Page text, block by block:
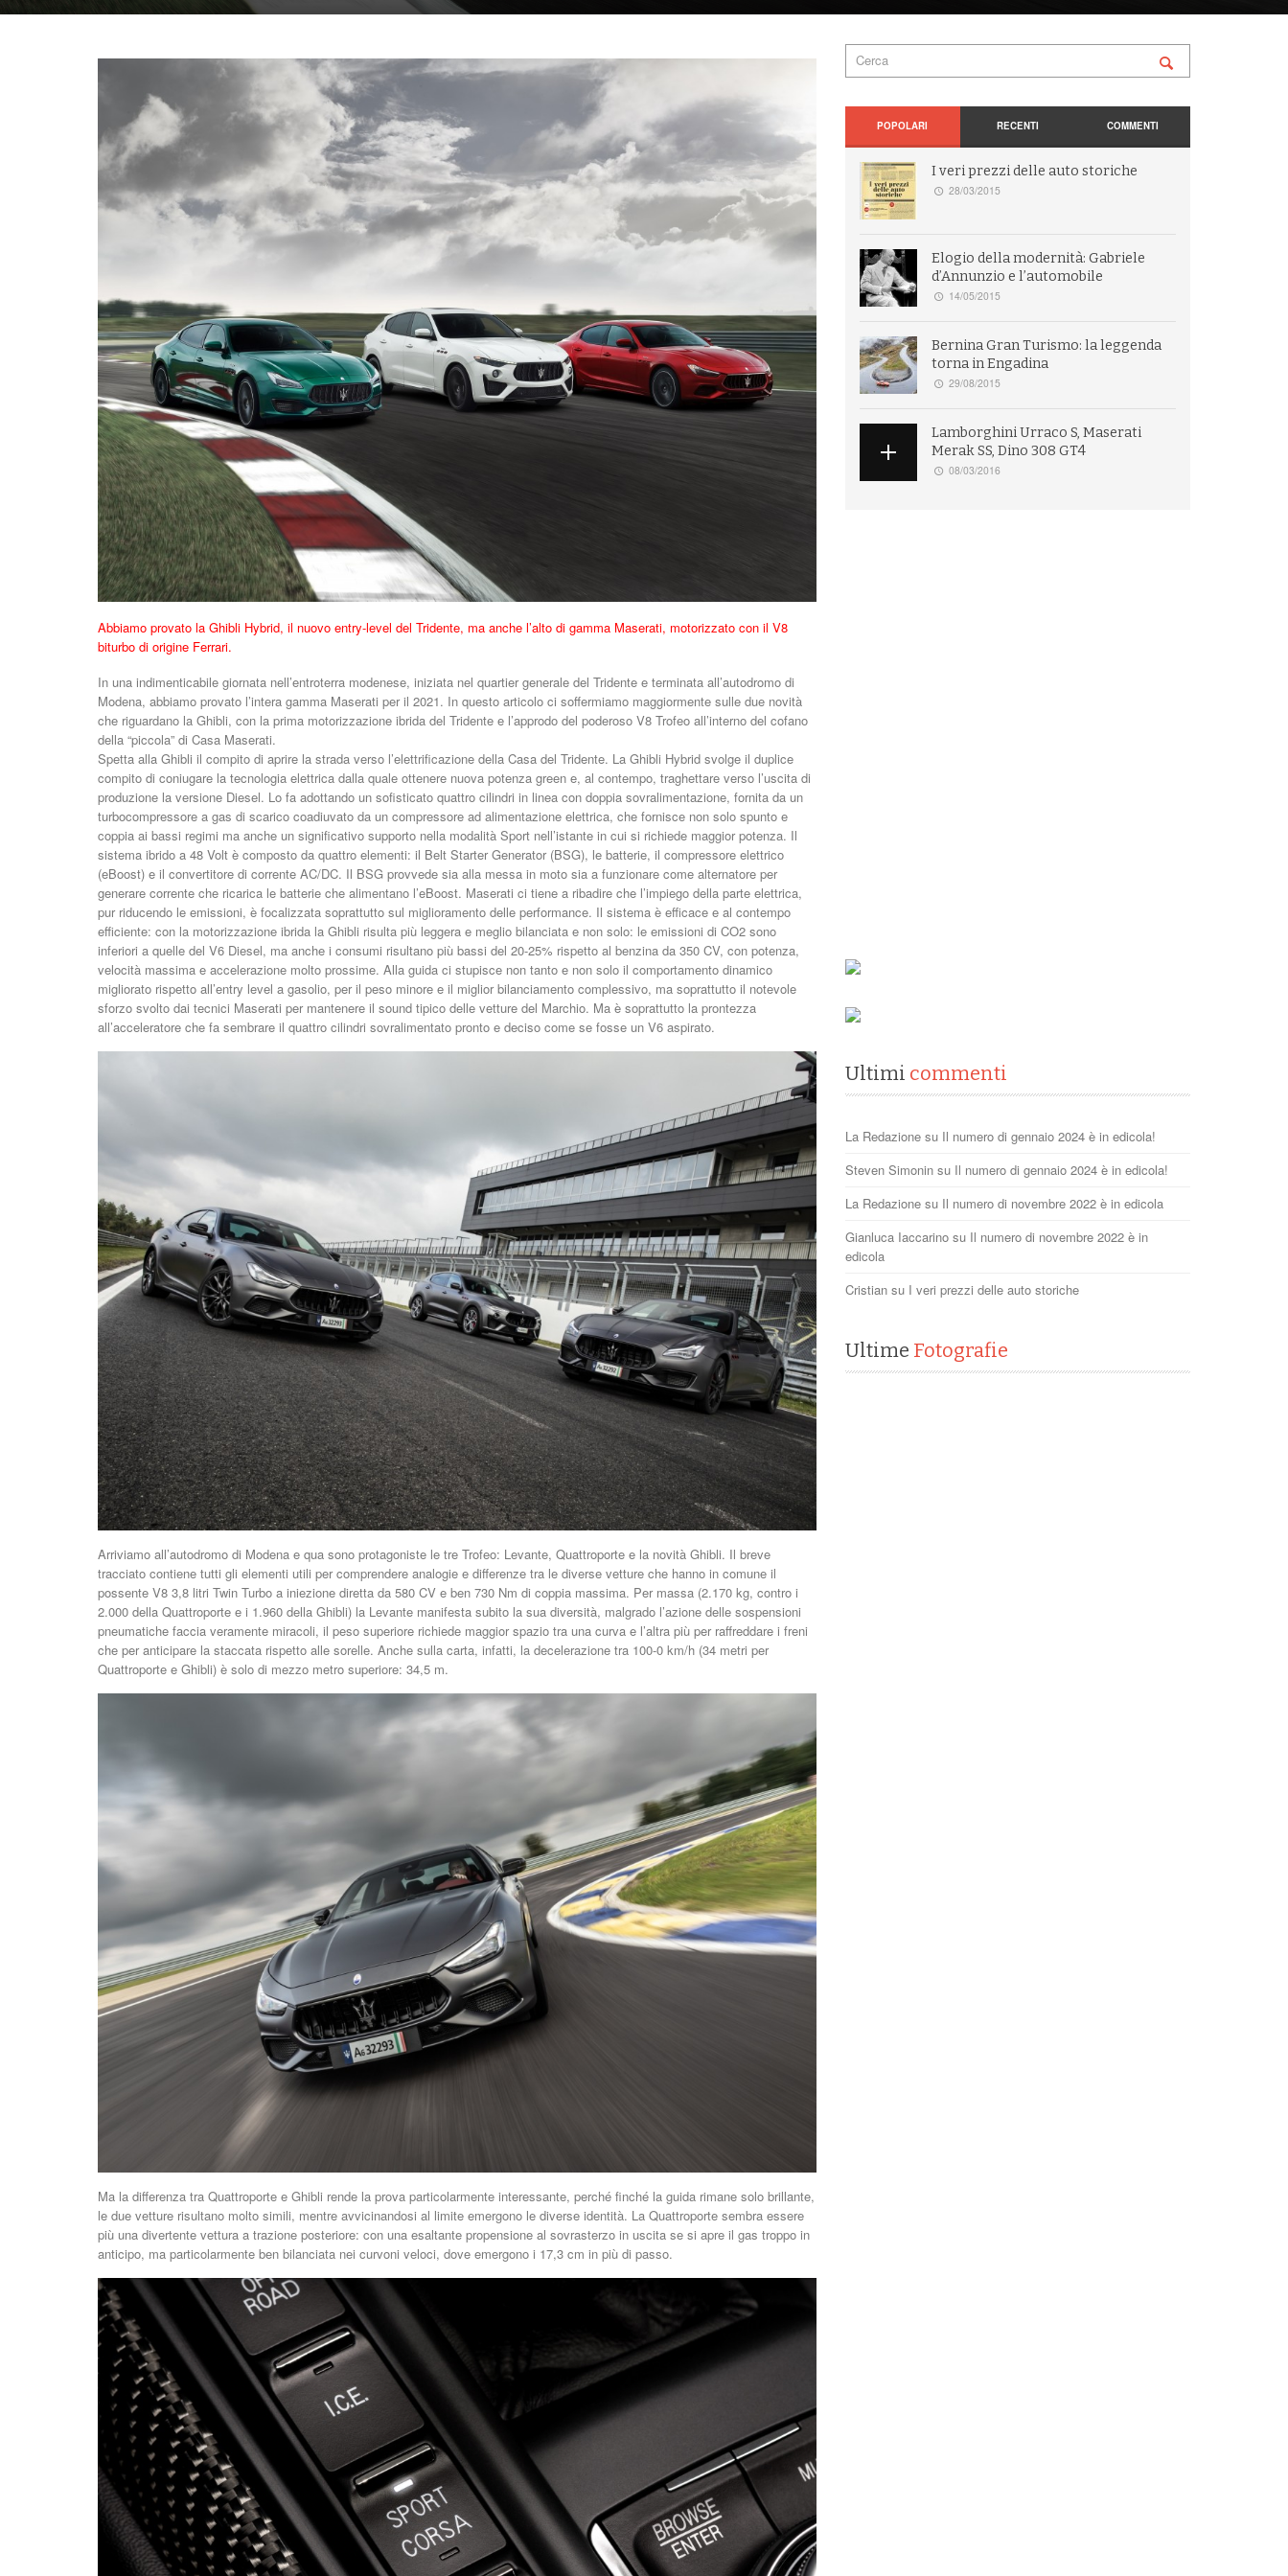
Abbiamo provato la Ghibli Hybrid, il nuovo entry-level del Tridente, ma anche l’alto di gamma Maserati, motorizzato con il V8
biturbo di origine Ferrari.
In una indimenticabile giornata nell’entroterra modenese, iniziata nel quartier generale del Tridente e terminata all’autodromo di
Modena, abbiamo provato l’intera gamma Maserati per il 2021. In questo articolo ci soffermiamo maggiormente sulle due novità
che riguardano la Ghibli, con la prima motorizzazione ibrida del Tridente e l’approdo del poderoso V8 Trofeo all’interno del cofano
della “piccola” di Casa Maserati.
Spetta alla Ghibli il compito di aprire la strada verso l’elettrificazione della Casa del Tridente. La Ghibli Hybrid svolge il duplice
compito di coniugare la tecnologia elettrica dalla quale ottenere nuova potenza green e, al contempo, traghettare verso l’uscita di
produzione la versione Diesel. Lo fa adottando un sofisticato quattro cilindri in linea con doppia sovralimentazione, fornita da un
turbocompressore a gas di scarico coadiuvato da un compressore ad alimentazione elettrica, che fornisce non solo spunto e
coppia ai bassi regimi ma anche un significativo supporto nella modalità Sport nell’istante in cui si richiede maggior potenza. Il
sistema ibrido a 48 Volt è composto da quattro elementi: il Belt Starter Generator (BSG), le batterie, il compressore elettrico
(eBoost) e il convertitore di corrente AC/DC. Il BSG provvede sia alla messa in moto sia a funzionare come alternatore per
generare corrente che ricarica le batterie che alimentano l’eBoost. Maserati ci tiene a ribadire che l’impiego della parte elettrica,
pur riducendo le emissioni, è focalizzata soprattutto sul miglioramento delle performance. Il sistema è efficace e al contempo
efficiente: con la motorizzazione ibrida la Ghibli risulta più leggera e meglio bilanciata e non solo: le emissioni di CO2 sono
inferiori a quelle del V6 Diesel, ma anche i consumi risultano più bassi del 20-25% rispetto al benzina da 350 CV, con potenza,
velocità massima e accelerazione molto prossime. Alla guida ci stupisce non tanto e non solo il comportamento dinamico
migliorato rispetto all’entry level a gasolio, per il peso minore e il miglior bilanciamento complessivo, ma soprattutto il notevole
sforzo svolto dai tecnici Maserati per mantenere il sound tipico delle vetture del Marchio. Ma è soprattutto la prontezza
all’acceleratore che fa sembrare il quattro cilindri sovralimentato pronto e deciso come se fosse un V6 aspirato.
Arriviamo all’autodromo di Modena e qua sono protagoniste le tre Trofeo: Levante, Quattroporte e la novità Ghibli. Il breve
tracciato contiene tutti gli elementi utili per comprendere analogie e differenze tra le diverse vetture che hanno in comune il
possente V8 3,8 litri Twin Turbo a iniezione diretta da 580 CV e ben 730 Nm di coppia massima. Per massa (2.170 kg, contro i
2.000 della Quattroporte e i 1.960 della Ghibli) la Levante manifesta subito la sua diversità, malgrado l’azione delle sospensioni
pneumatiche faccia veramente miracoli, il peso superiore richiede maggior spazio tra una curva e l’altra più per raffreddare i freni
che per anticipare la staccata rispetto alle sorelle. Anche sulla carta, infatti, la decelerazione tra 100-0 km/h (34 metri per
Quattroporte e Ghibli) è solo di mezzo metro superiore: 34,5 m.
Ma la differenza tra Quattroporte e Ghibli rende la prova particolarmente interessante, perché finché la guida rimane solo brillante,
le due vetture risultano molto simili, mentre avvicinandosi al limite emergono le diverse identità. La Quattroporte sembra essere
più una divertente vettura a trazione posteriore: con una esaltante propensione al sovrasterzo in uscita se si apre il gas troppo in
anticipo, ma particolarmente ben bilanciata nei curvoni veloci, dove emergono i 17,3 cm in più di passo.
POPOLARI RECENTI COMMENTI
I veri prezzi delle auto storiche
28/03/2015
Elogio della modernità: Gabriele
d’Annunzio e l’automobile
14/05/2015
Bernina Gran Turismo: la leggenda
torna in Engadina
29/08/2015
Lamborghini Urraco S, Maserati
Merak SS, Dino 308 GT4
08/03/2016
Ultimi commenti
La Redazione su Il numero di gennaio 2024 è in edicola!
Steven Simonin su Il numero di gennaio 2024 è in edicola!
La Redazione su Il numero di novembre 2022 è in edicola
Gianluca Iaccarino su Il numero di novembre 2022 è in
edicola
Cristian su I veri prezzi delle auto storiche
Ultime Fotografie